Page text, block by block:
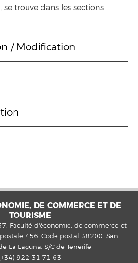
trouve dans les sections
/ Modification
DE COMMERCE ET DE
TOURISME
Faculté d'économie, de commerce et
456. Code postal 38200. San
La Laguna. S/C de Tenerife
(+34) 922 31 71 63